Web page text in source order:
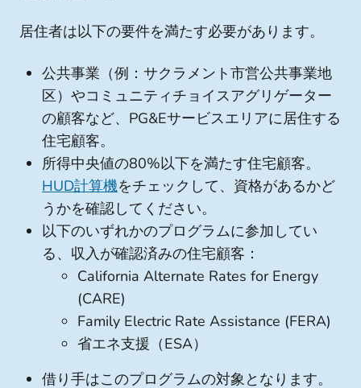
居住者は以下の要件を満たす必要があります。
公共事業（例：サクラメント市営公共事業地
区）やコミュニティチョイスアグリゲーター
の顧客など、PG&Eサービスエリアに居住する
住宅顧客。
所得中央値の80%以下を満たす住宅顧客。
HUD計算機をチェックして、資格があるかど
うかを確認してください。
以下のいずれかのプログラムに参加してい
る、収入が確認済みの住宅顧客：
California Alternate Rates for Energy
(CARE)
Family Electric Rate Assistance (FERA)
省エネ支援（ESA）
借り手はこのプログラムの対象となります。